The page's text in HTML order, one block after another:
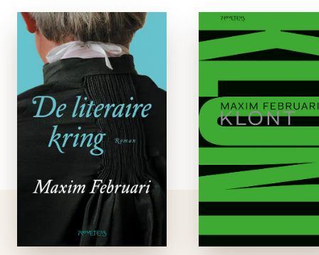
De Literaire
kring
e-boek
De dertigjarige
Teresa Pellikaan
woont weer in het
dorp waar ze is
opgegroeid. Haar
rijke echtgenoot is er
lid van de literaire
kring, ooit opgericht
door Teresa’s
vader.Op een dag …
De grootste vraag
de huidige tijd is
de mens greep
en de mens
begrijpen door
vooruitgang? Of